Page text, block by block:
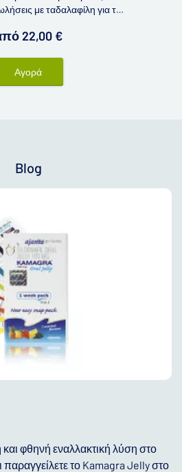
με ταδαλαφίλη για τη
του Cialis, το
στη δράση τους μακράς
22,00 €
Αγορά
Blog
φθηνή εναλλακτική λύση στο
παραγγείλετε το Kamagra Jelly στο